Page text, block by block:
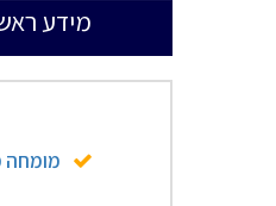
מידע
מומחה